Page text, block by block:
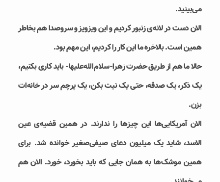
می‌بینید.
الان دست در لانه‌‌ی زنبور کردیم و این ویزویز و سروصدا هم بخاطر
همین است. بالاخره ما این کار را کردیم، این مهم بود.
حالا ما هم از طریق حضرت زهرا-سلام‌الله‌علیها- باید کاری بکنیم،
یک ذکر، یک صدقه، حتی یک نیت بکن، یک پرچم سر در خانه‌ات
بزن.
الان آمریکایی‌ها این چیزها را ندارند. در همین قضیه‌ی عین
الاسد، شاید یک میلیون دعای صیفی‌صغیر خوانده شد. برای
همین موشک‌ها به همان جایی که باید بخورد، خورد. الان هم